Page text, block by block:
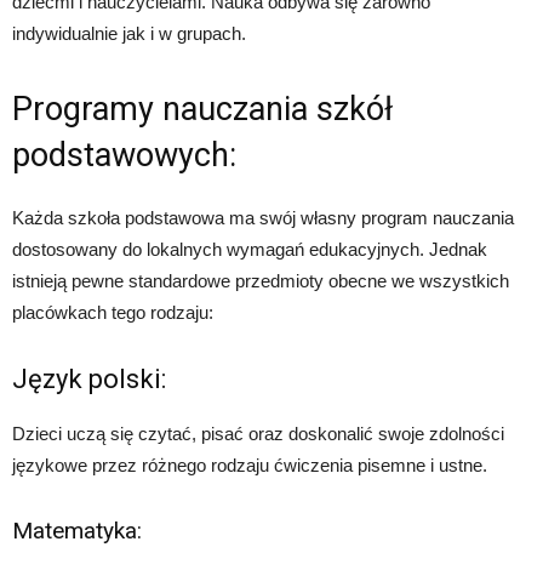
indywidualnie jak i w grupach.
Programy nauczania szkół
podstawowych:
Każda szkoła podstawowa ma swój własny program nauczania
dostosowany do lokalnych wymagań edukacyjnych. Jednak
istnieją pewne standardowe przedmioty obecne we wszystkich
placówkach tego rodzaju:
Język polski:
Dzieci uczą się czytać, pisać oraz doskonalić swoje zdolności
językowe przez różnego rodzaju ćwiczenia pisemne i ustne.
Matematyka: